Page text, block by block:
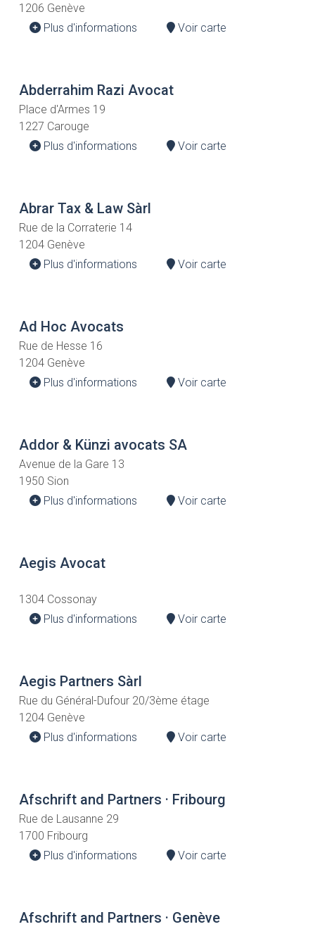
1206 Genève
Plus d'informations
Voir carte
Abderrahim Razi Avocat
Place d'Armes 19
1227 Carouge
Plus d'informations
Voir carte
Abrar Tax & Law Sàrl
Rue de la Corraterie 14
1204 Genève
Plus d'informations
Voir carte
Ad Hoc Avocats
Rue de Hesse 16
1204 Genève
Plus d'informations
Voir carte
Addor & Künzi avocats SA
Avenue de la Gare 13
1950 Sion
Plus d'informations
Voir carte
Aegis Avocat
1304 Cossonay
Plus d'informations
Voir carte
Aegis Partners Sàrl
Rue du Général-Dufour 20/3ème étage
1204 Genève
Plus d'informations
Voir carte
Afschrift and Partners · Fribourg
Rue de Lausanne 29
1700 Fribourg
Plus d'informations
Voir carte
Afschrift and Partners · Genève